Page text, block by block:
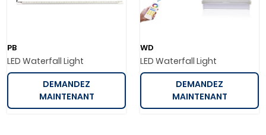
PB
LED Waterfall Light
DEMANDEZ
MAINTENANT
WD
LED Waterfall Light
DEMANDEZ
MAINTENANT